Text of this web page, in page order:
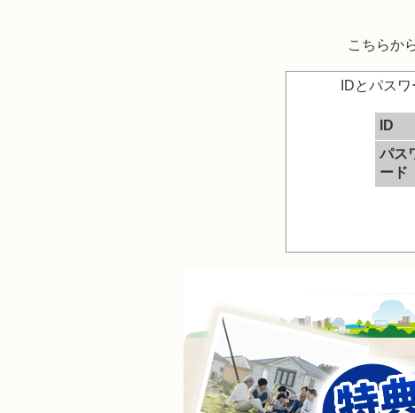
こちらか
IDとパス
ID
パス
ード